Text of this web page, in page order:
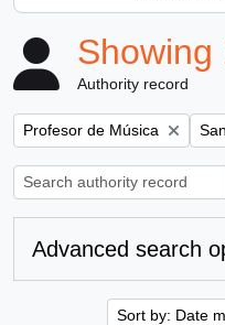
Showing
Authority record
Remove filter:
Profesor de Música
Advanced search
Sort by: Date